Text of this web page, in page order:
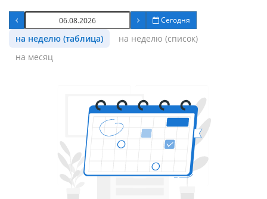
Сегодня
на неделю (таблица)
на неделю (список)
на месяц